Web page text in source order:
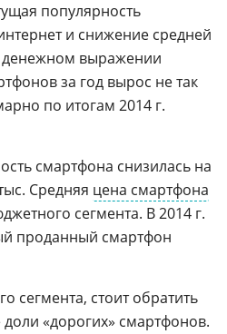
популярность
и снижение средней
денежном выражении
за год вырос не так
по итогам 2014 г.
смартфона снизилась на
Средняя цена смартфона
сегмента. В 2014 г.
проданный смартфон
сегмента, стоит обратить
«дорогих» смартфонов.